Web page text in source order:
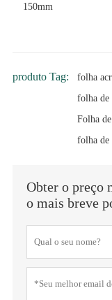
150mm
produto Tag:
folha
folha de
Folha
folha de
Obter o preço
o mais breve